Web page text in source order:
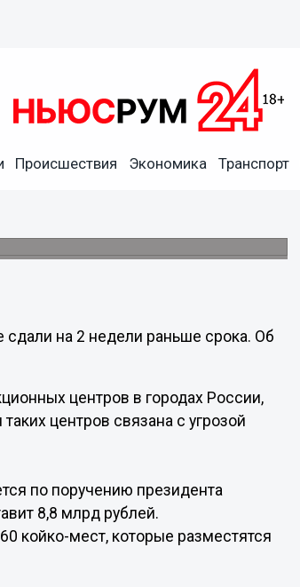
Происшествия Экономика Транспорт
госпиталь
на 2 недели раньше срока. Об
центров в городах России,
центров связана с угрозой
по поручению президента
8,8 млрд рублей.
койко-мест, которые разместятся